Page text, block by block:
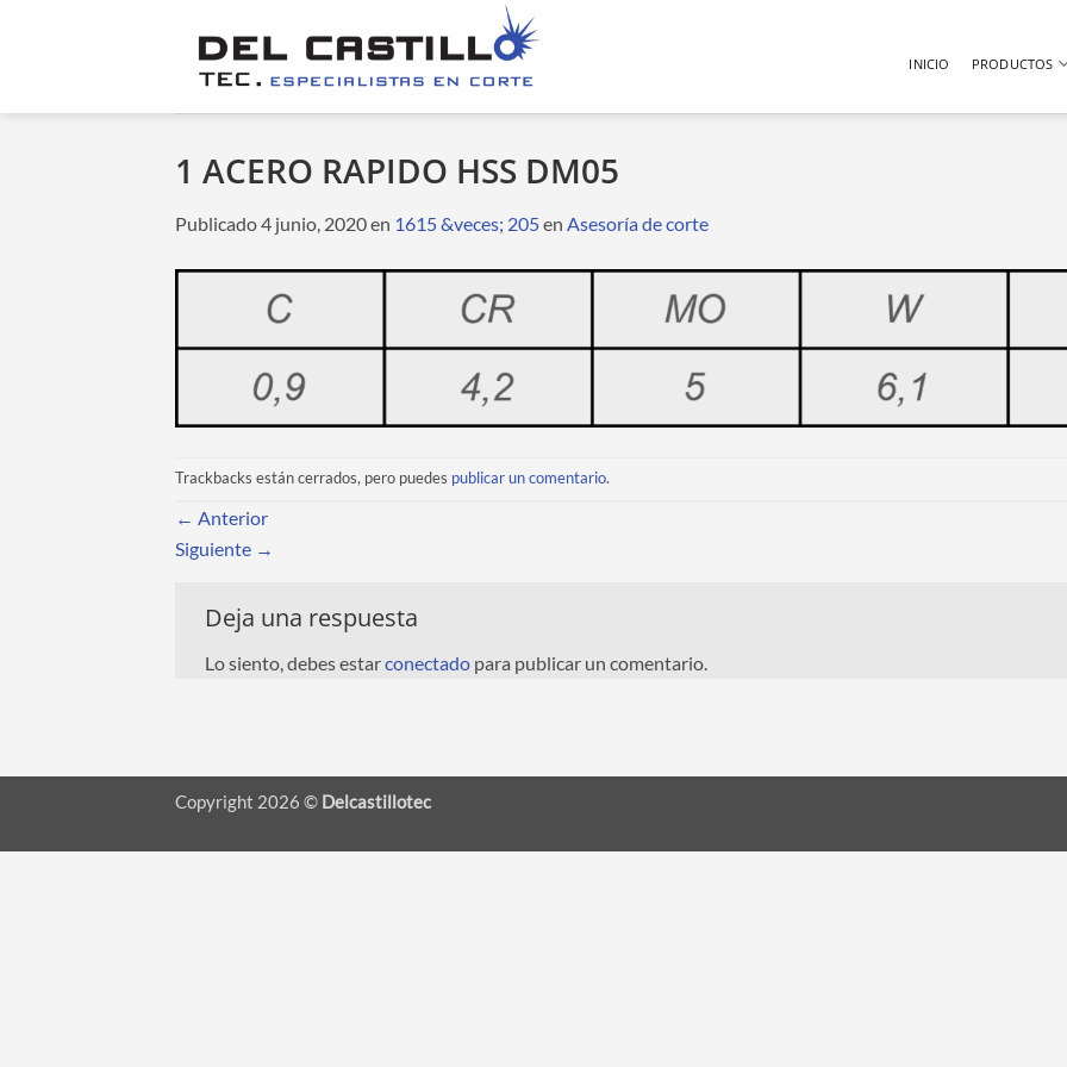
INICIO PRODUCTOS
1 ACERO RAPIDO HSS DM05
Publicado4 junio, 2020en 1615 &veces; 205en Asesoría de corte
Trackbacks están cerrados, pero puedes publicar un comentario.
← Anterior
Siguiente →
Deja una respuesta
Lo siento, debes estarconectado para publicar un comentario.
Copyright 2026 © Delcastillotec